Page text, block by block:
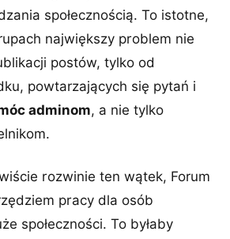
społecznością. To istotne,
największy problem nie
postów, tylko od
powtarzających się pytań i
adminom, a nie tylko
rozwinie ten wątek, Forum
pracy dla osób
społeczności. To byłaby